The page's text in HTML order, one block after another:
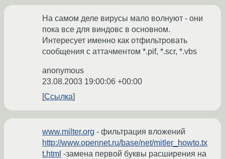
На самом деле вирусы мало волнуют - они
пока все для виндовс в основном.
Интересует именно как отфильтровать
сообщения с аттачментом *.pif, *.scr, *.vbs
anonymous
23.08.2003 19:00:06 +00:00
Ссылка
www.milter.org - фильтрация вложений
http://www.opennet.ru/base/net/mitler_howto.tx
t.html -замена первой буквы расширения на